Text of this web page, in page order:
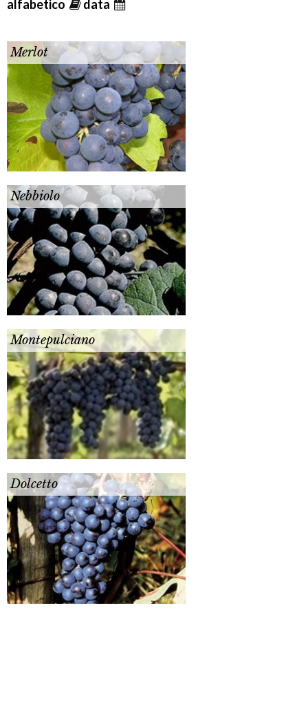
alfabetico
data
Merlot
Nebbiolo
Montepulciano
Dolcetto